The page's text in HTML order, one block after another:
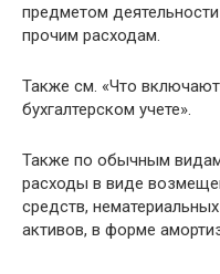
предметом
прочим расходам.
Также см. «Что
бухгалтерском учете».
Также по обычным
расходы в виде
средств,
активов, в форме